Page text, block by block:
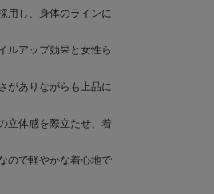
用し、身体のラインに
ルアップ効果と女性ら
がありながらも上品に
立体感を際立たせ、着
ので軽やかな着心地で